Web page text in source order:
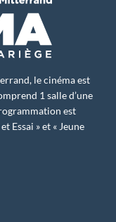
le cinéma est
1 salle d’une
est
Essai » et « Jeune